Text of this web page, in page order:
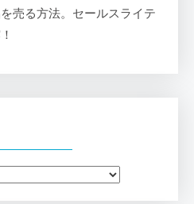
売る方法。セールスライテ